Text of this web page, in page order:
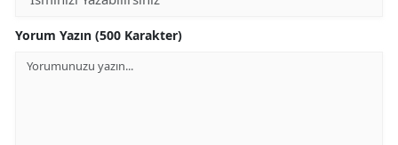
Yorum Yazın (500 Karakter)